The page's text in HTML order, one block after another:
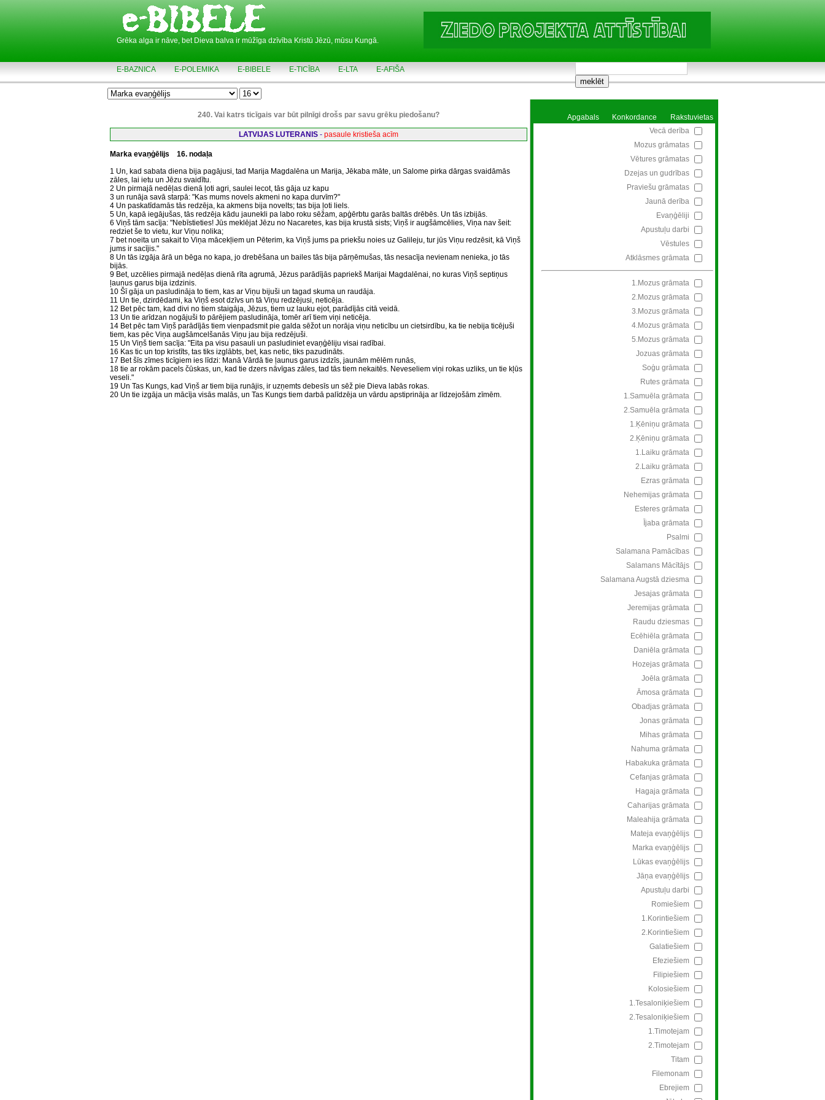
Grēka alga ir nāve, bet Dieva balva ir mūžīga dzīvība Kristū Jēzū, mūsu Kungā.
E-BAZNICA E-POLEMIKA E-BIBELE E-TICĪBA E-LTA E-AFIŠA
240. Vai katrs ticīgais var būt pilnīgi drošs par savu grēku piedošanu?
LATVIJAS LUTERANIS- pasaule kristieša acīm
Marka evaņģēlijs
16. nodaļa
1 Un, kad sabata diena bija pagājusi, tad Marija Magdalēna un Marija, Jēkaba māte, un Salome pirka dārgas svaidāmās
zāles, lai ietu un Jēzu svaidītu.
2 Un pirmajā nedēļas dienā ļoti agri, saulei lecot, tās gāja uz kapu
3 un runāja savā starpā: "Kas mums novels akmeni no kapa durvīm?"
4 Un paskatīdamās tās redzēja, ka akmens bija novelts; tas bija ļoti liels.
5 Un, kapā iegājušas, tās redzēja kādu jaunekli pa labo roku sēžam, apģērbtu garās baltās drēbēs. Un tās izbijās.
6 Viņš tām sacīja: "Nebīstieties! Jūs meklējat Jēzu no Nacaretes, kas bija krustā sists; Viņš ir augšāmcēlies, Viņa nav šeit:
redziet še to vietu, kur Viņu nolika;
7 bet noeita un sakait to Viņa mācekļiem un Pēterim, ka Viņš jums pa priekšu noies uz Galileju, tur jūs Viņu redzēsit, kā Viņš
jums ir sacījis."
8 Un tās izgāja ārā un bēga no kapa, jo drebēšana un bailes tās bija pārņēmušas, tās nesacīja nevienam nenieka, jo tās
bijās.
9 Bet, uzcēlies pirmajā nedēļas dienā rīta agrumā, Jēzus parādījās papriekš Marijai Magdalēnai, no kuras Viņš septiņus
ļaunus garus bija izdzinis.
10 Šī gāja un pasludināja to tiem, kas ar Viņu bijuši un tagad skuma un raudāja.
11 Un tie, dzirdēdami, ka Viņš esot dzīvs un tā Viņu redzējusi, neticēja.
12 Bet pēc tam, kad divi no tiem staigāja, Jēzus, tiem uz lauku ejot, parādījās citā veidā.
13 Un tie arīdzan nogājuši to pārējiem pasludināja, tomēr arī tiem viņi neticēja.
14 Bet pēc tam Viņš parādījās tiem vienpadsmit pie galda sēžot un norāja viņu neticību un cietsirdību, ka tie nebija ticējuši
tiem, kas pēc Viņa augšāmcelšanās Viņu jau bija redzējuši.
15 Un Viņš tiem sacīja: "Eita pa visu pasauli un pasludiniet evaņģēliju visai radībai.
16 Kas tic un top kristīts, tas tiks izglābts, bet, kas netic, tiks pazudināts.
17 Bet šīs zīmes ticīgiem ies līdzi: Manā Vārdā tie ļaunus garus izdzīs, jaunām mēlēm runās,
18 tie ar rokām pacels čūskas, un, kad tie dzers nāvīgas zāles, tad tās tiem nekaitēs. Neveseliem viņi rokas uzliks, un tie kļūs
veseli."
19 Un Tas Kungs, kad Viņš ar tiem bija runājis, ir uzņemts debesīs un sēž pie Dieva labās rokas.
20 Un tie izgāja un mācīja visās malās, un Tas Kungs tiem darbā palīdzēja un vārdu apstiprināja ar līdzejošām zīmēm.
Apgabals Konkordance
Rakstuvietas
Vecā derība
Mozus grāmatas
Vētures grāmatas
Dzejas un gudrības
Praviešu grāmatas
Jaunā derība
Evaņģēliji
Apustuļu darbi
Vēstules
Atklāsmes grāmata
1.Mozus grāmata
2.Mozus grāmata
3.Mozus grāmata
4.Mozus grāmata
5.Mozus grāmata
Jozuas grāmata
Soģu grāmata
Rutes grāmata
1.Samuēla grāmata
2.Samuēla grāmata
1.Ķēniņu grāmata
2.Ķēniņu grāmata
1.Laiku grāmata
2.Laiku grāmata
Ezras grāmata
Nehemijas grāmata
Esteres grāmata
Ījaba grāmata
Psalmi
Salamana Pamācības
Salamans Mācītājs
Salamana Augstā dziesma
Jesajas grāmata
Jeremijas grāmata
Raudu dziesmas
Ecēhiēla grāmata
Daniēla grāmata
Hozejas grāmata
Joēla grāmata
Āmosa grāmata
Obadjas grāmata
Jonas grāmata
Mihas grāmata
Nahuma grāmata
Habakuka grāmata
Cefanjas grāmata
Hagaja grāmata
Caharijas grāmata
Maleahija grāmata
Mateja evaņģēlijs
Marka evaņģēlijs
Lūkas evaņģēlijs
Jāņa evaņģēlijs
Apustuļu darbi
Romiešiem
1.Korintiešiem
2.Korintiešiem
Galatiešiem
Efeziešiem
Filipiešiem
Kolosiešiem
1.Tesaloniķiešiem
2.Tesaloniķiešiem
1.Timotejam
2.Timotejam
Titam
Filemonam
Ebrejiem